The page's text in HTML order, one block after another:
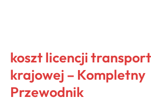
koszt licencji
krajowej – Kompletny
Przewodnik